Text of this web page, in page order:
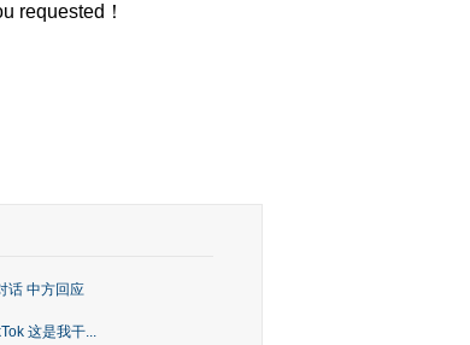
requested！
话 中方回应
这是我干...